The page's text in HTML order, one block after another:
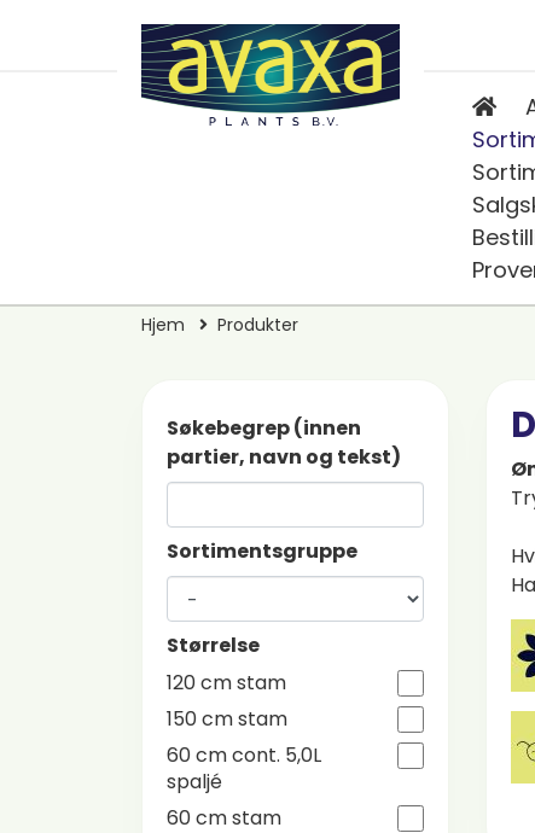
Hjem Produkter
Søkebegrep (innen
partier, navn og tekst)
Sortimentsgruppe
Størrelse
120 cm stam
150 cm stam
60 cm cont. 5,0L
spaljé
60 cm stam